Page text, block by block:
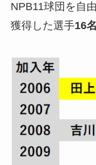
NPB11球団を自
獲得した選手16名